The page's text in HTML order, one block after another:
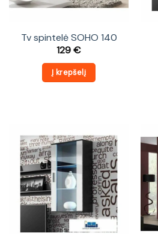
Tv spintelė SOHO 140
129€
Į krepšelį